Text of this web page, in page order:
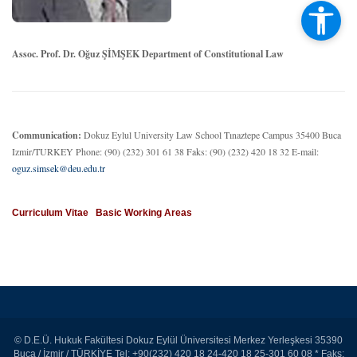
Assoc. Prof. Dr. Oğuz ŞİMŞEKDepartment of Constitutional Law
Communication: Dokuz Eylul University Law SchoolTınaztepe Campus 35400 Buca
Izmir/TURKEY Phone: (90) (232) 301 61 38Faks: (90) (232) 420 18 32E-mail:
oguz.simsek@deu.edu.tr
Curriculum Vitae Basic Working Areas
© D.E.Ü. Hukuk Fakültesi Dokuz Eylül Üniversitesi Merkez Yerleşkesi 35390
Buca / İzmir / TÜRKİYE Tel: +90(232) 420 18 24-420 18 25-301 60 08 * Faks: